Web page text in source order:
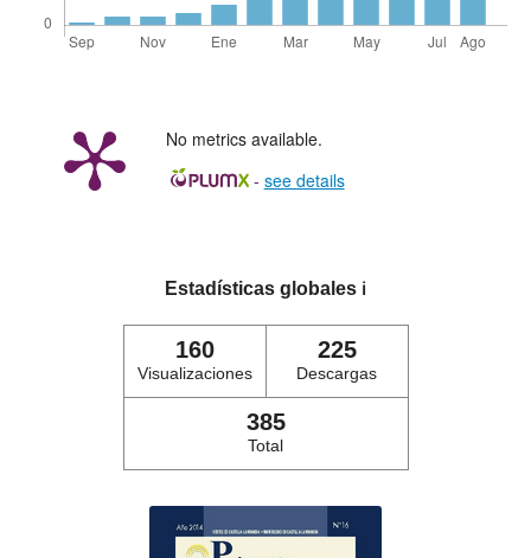
No metrics available.
- see details
Estadísticas globales ℹ️
160
Visualizaciones
225
Descargas
385
Total